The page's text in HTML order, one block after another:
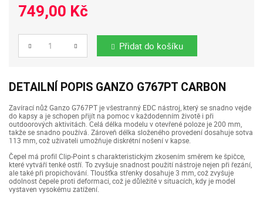
749,00 Kč
Počet Přidat do košíku
DETAILNÍ POPIS GANZO G767PT CARBON
Zavírací nůž Ganzo G767PT je všestranný EDC nástroj, který se snadno vejde
do kapsy a je schopen přijít na pomoc v každodenním životě i při
outdoorových aktivitách. Celá délka modelu v otevřené poloze je 200 mm,
takže se snadno používá. Zároveň délka složeného provedení dosahuje sotva
113 mm, což uživateli umožňuje diskrétní nošení v kapse.
Čepel má profil Clip-Point s charakteristickým zkosením směrem ke špičce,
které vytváří tenké ostří. To zvyšuje snadnost použití nástroje nejen při řezání,
ale také při propichování. Tloušťka střenky dosahuje 3 mm, což zvyšuje
odolnost čepele proti deformaci, což je důležité v situacích, kdy je model
vystaven vysokému zatížení.